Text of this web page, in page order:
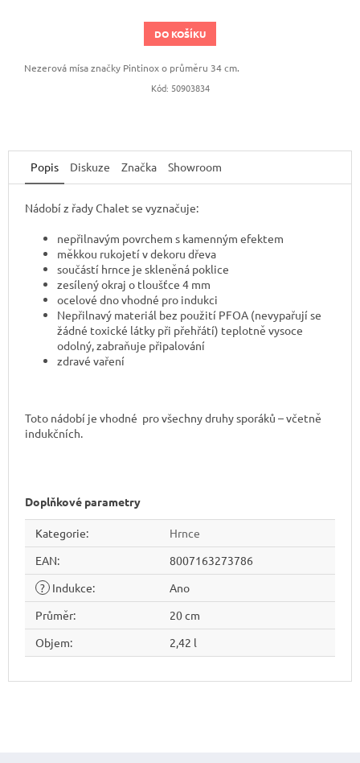
DO KOŠÍKU
Nezerová mísa značky Pintinox o průměru 34 cm.
Kód: 50903834
Popis Diskuze Značka Showroom
Nádobí z řady Chalet se vyznačuje:
nepřilnavým povrchem s kamenným efektem
měkkou rukojetí v dekoru dřeva
součástí hrnce je skleněná poklice
zesílený okraj o tloušťce 4 mm
ocelové dno vhodné pro indukci
Nepřilnavý materiál bez použití PFOA (nevypařují se
žádné toxické látky při přehřátí) teplotně vysoce
odolný, zabraňuje připalování
zdravé vaření
Toto nádobí je vhodné pro všechny druhy sporáků – včetně
indukčních.
Doplňkové parametry
Kategorie:
Hrnce
EAN:
8007163273786
? Indukce:
Ano
Průměr:
20 cm
Objem: 2,42 l